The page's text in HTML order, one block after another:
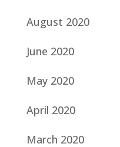
August 2020
June 2020
May 2020
April 2020
March 2020